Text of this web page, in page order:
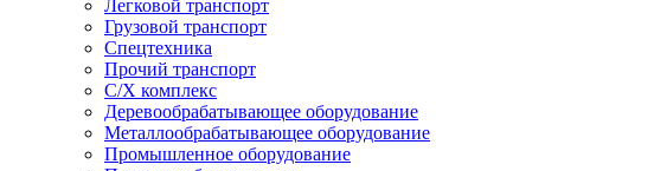
Легковой транспорт
Грузовой транспорт
Спецтехника
Прочий транспорт
С/Х комплекс
Деревообрабатывающее оборудование
Металлообрабатывающее оборудование
Промышленное оборудование